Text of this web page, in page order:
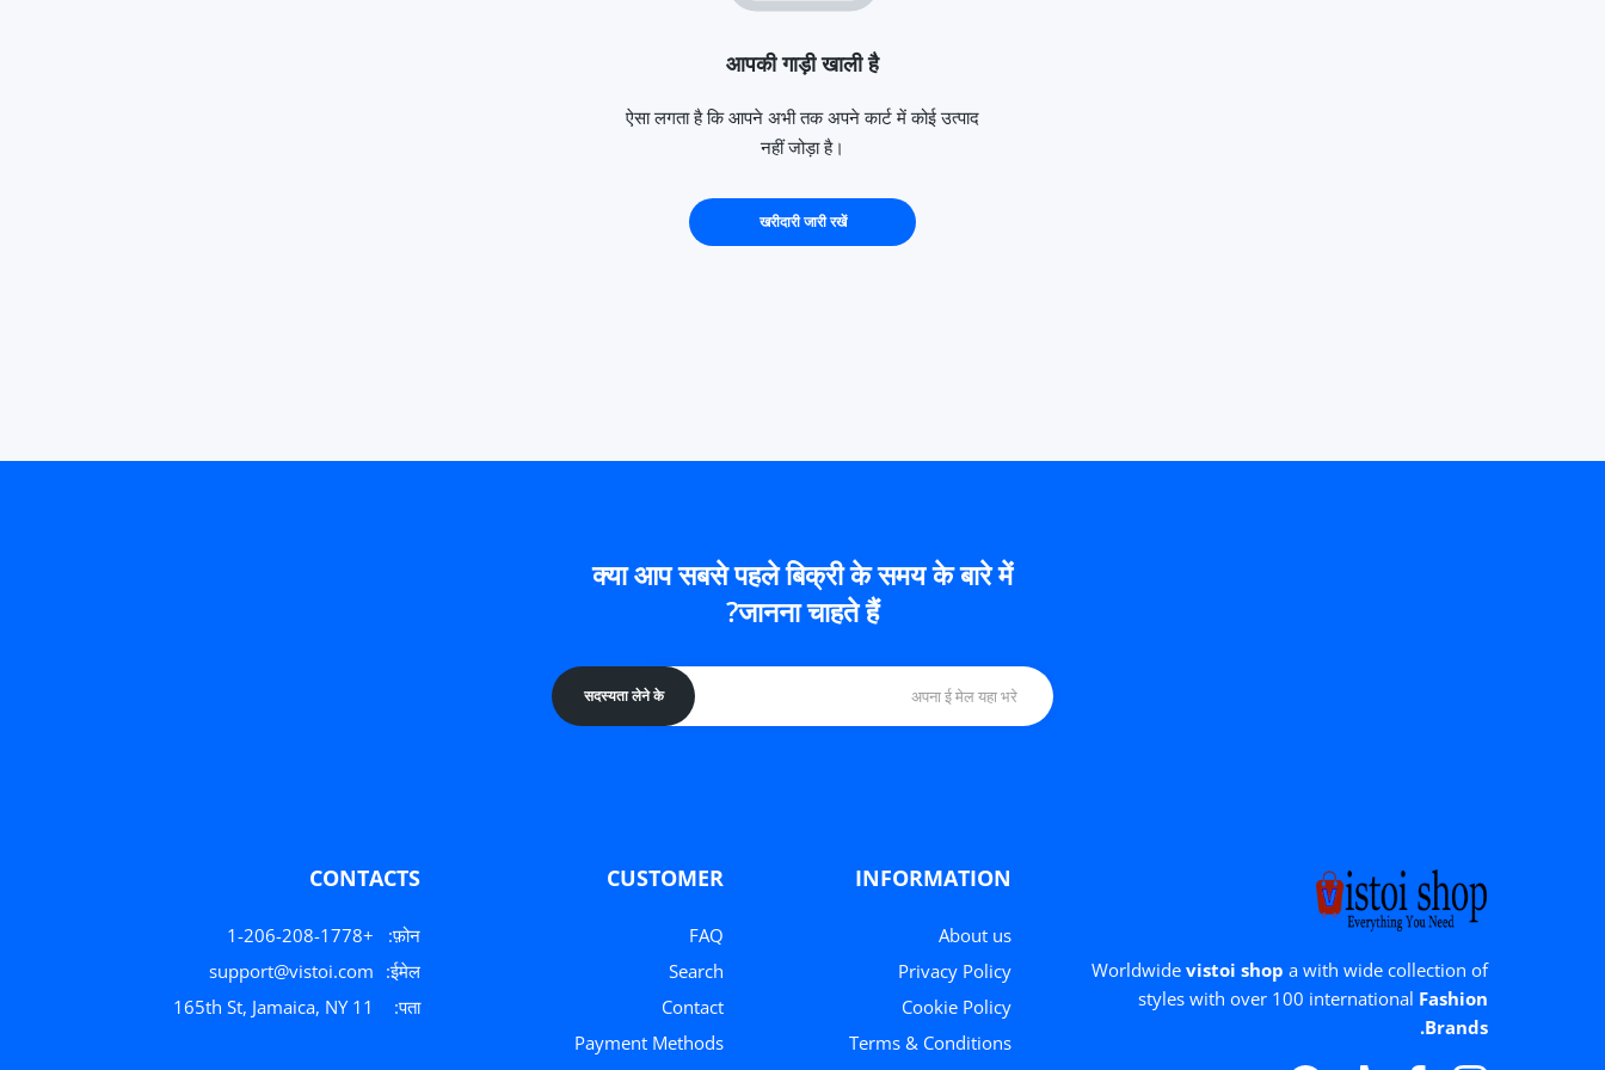
आपकी गाड़ी खाली है
ऐसा लगता है कि आपने अभी तक अपने कार्ट में कोई उत्पाद
नहीं जोड़ा है।
खरीदारी जारी रखें
क्या आप सबसे पहले बिक्री के समय के बारे में
जानना चाहते हैं?
सदस्यता लेने के
Worldwide vistoi shop a with wide collection of
styles with over 100 international Fashion
Brands.
INFORMATION
About us
Privacy Policy
Cookie Policy
Terms & Conditions
CUSTOMER
FAQ
Search
Contact
Payment Methods
CONTACTS
फ़ोन:
+1-206-208-1778
ईमेल:
support@vistoi.com
पता:
165th St, Jamaica, NY 11